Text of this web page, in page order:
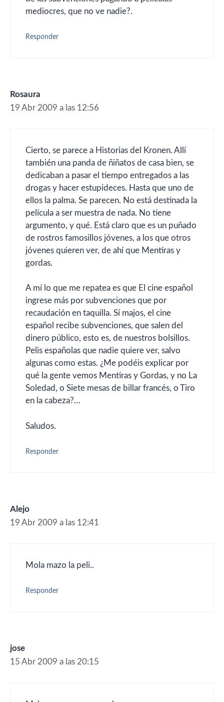
mediocres, que no ve nadie?.
Responder
Rosaura
19 Abr 2009 a las 12:56
Cierto, se parece a Historias del Kronen. Allí
también una panda de ñiñatos de casa bien, se
dedicaban a pasar el tiempo entregados a las
drogas y hacer estupideces. Hasta que uno de
ellos la palma. Se parecen. No está destinada la
película a ser muestra de nada. No tiene
argumento, y qué. Está claro que es un puñado
de rostros famosillos jóvenes, a los que otros
jóvenes quieren ver, de ahí que Mentiras y
gordas.
A mí lo que me repatea es que El cine español
ingrese más por subvenciones que por
recaudación en taquilla. Sí majos, el cine
español recibe subvenciones, que salen del
dinero público, esto es, de nuestros bolsillos.
Pelis españolas que nadie quiere ver, salvo
algunas como estas. ¿Me podéis explicar por
qué la gente vemos Mentiras y Gordas, y no La
Soledad, o Siete mesas de billar francés, o Tiro
en la cabeza?…
Saludos.
Responder
Alejo
19 Abr 2009 a las 12:41
Mola mazo la peli..
Responder
jose
15 Abr 2009 a las 20:15